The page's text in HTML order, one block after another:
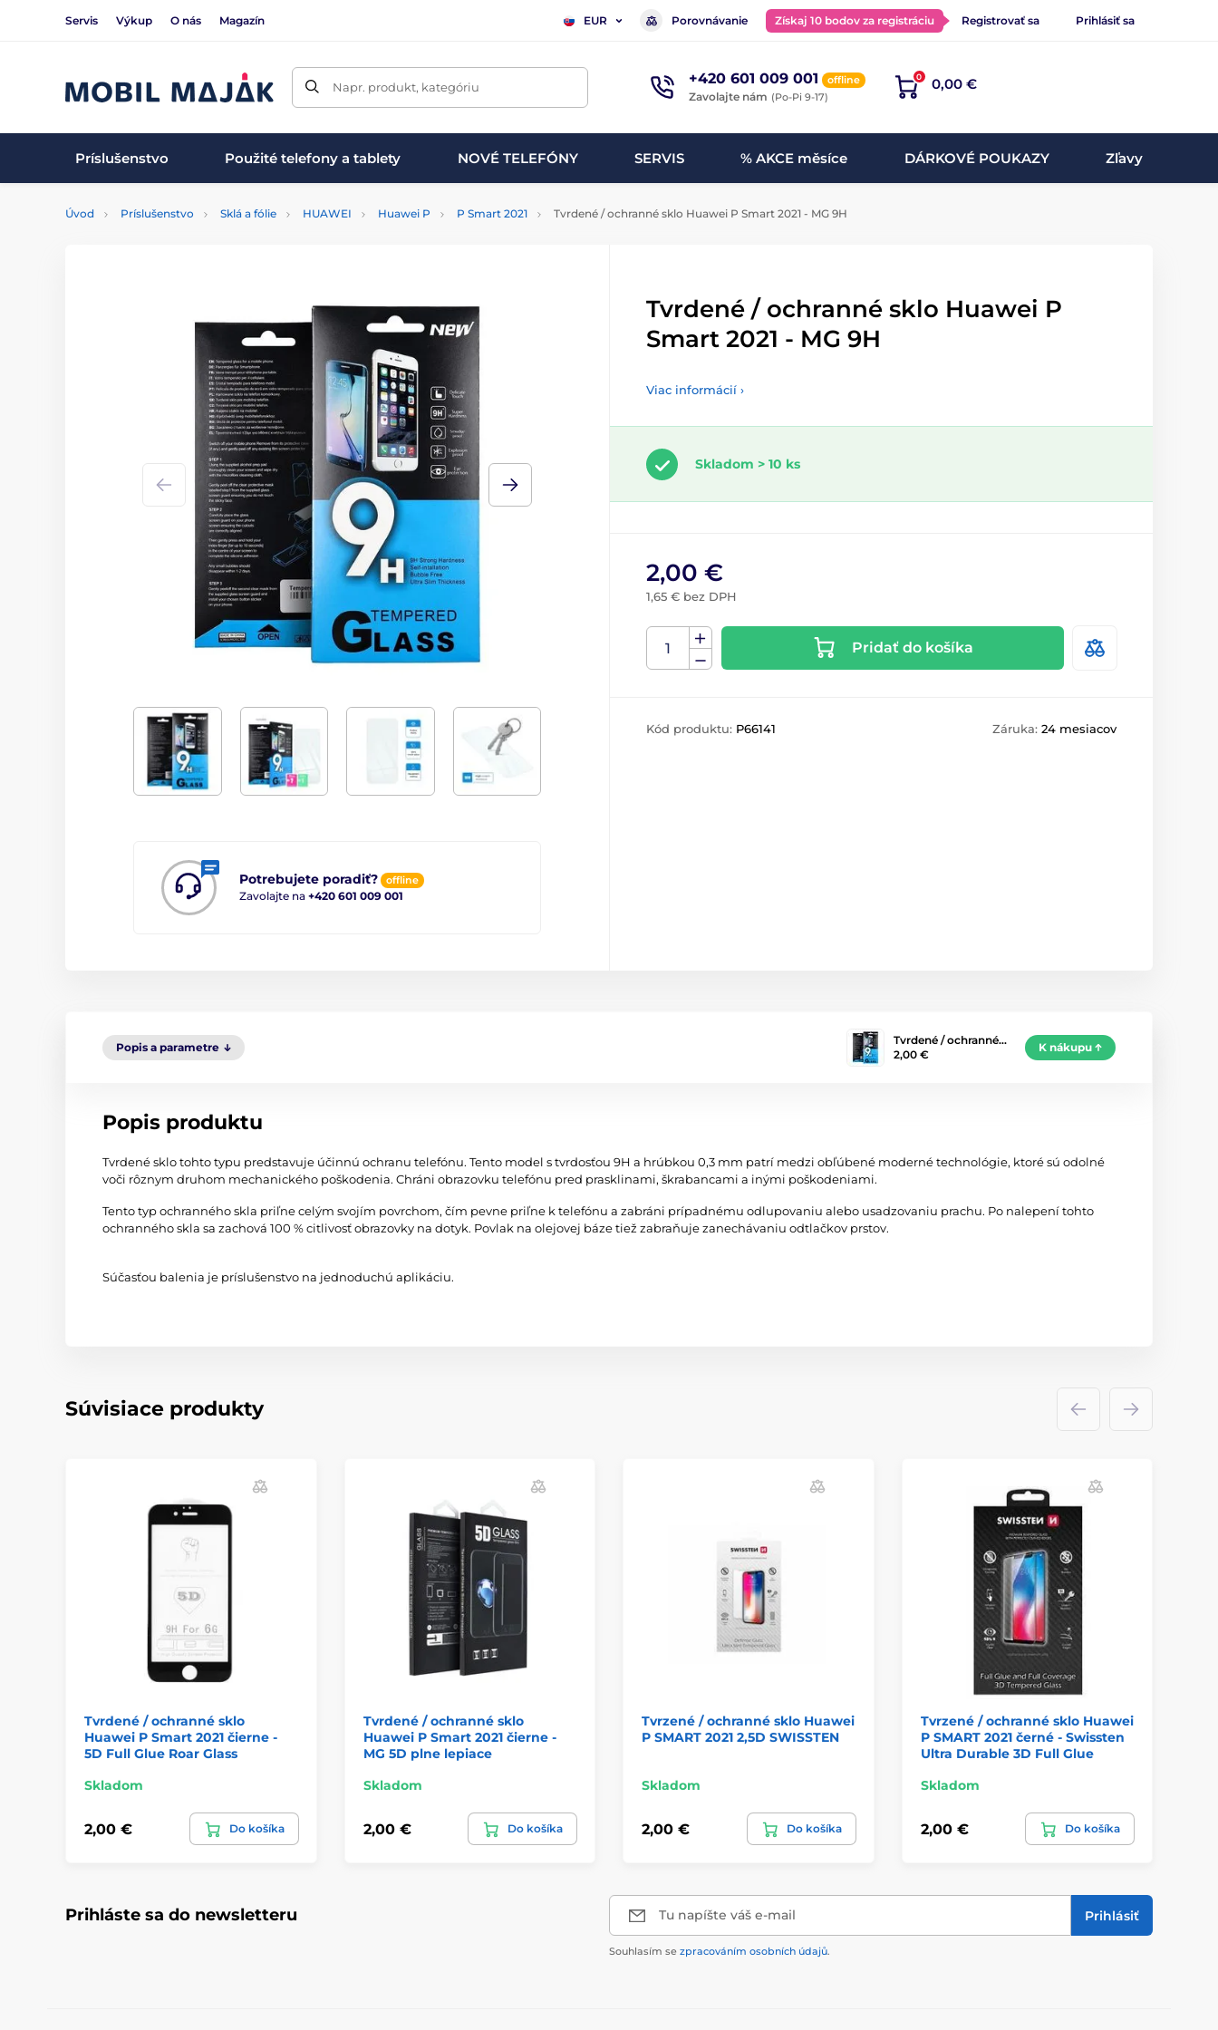
Servis Výkup O nás Magazín EUR Porovnávanie Získaj 10 bodov za registráciu Registrovať sa Prihlásiť sa
Napr. produkt, kategóriu +420 601 009 001 offline
Zavolajte nám (Po-Pi 9-17)
0 0,00 €
Príslušenstvo Použité telefony a tablety NOVÉ TELEFÓNY SERVIS % AKCE měsíce DÁRKOVÉ POUKAZY Zľavy
Úvod Príslušenstvo Sklá a fólie HUAWEI Huawei P P Smart 2021 Tvrdené / ochranné sklo Huawei P Smart 2021 - MG 9H
Potrebujete poradiť? offline
Zavolajte na +420 601 009 001
Tvrdené / ochranné sklo Huawei P
Smart 2021 - MG 9H
Viac informácií ›
Skladom > 10 ks
2,00 €
1,65 € bez DPH
Pridať do košíka
Kód produktu: P66141 Záruka: 24 mesiacov
Popis a parametre
Tvrdené / ochranné…
2,00 €
K nákupu
Popis produktu
Tvrdené sklo tohto typu predstavuje účinnú ochranu telefónu. Tento model s tvrdosťou 9H a hrúbkou 0,3 mm patrí medzi obľúbené moderné technológie, ktoré sú odolné
voči rôznym druhom mechanického poškodenia. Chráni obrazovku telefónu pred prasklinami, škrabancami a inými poškodeniami.
Tento typ ochranného skla priľne celým svojím povrchom, čím pevne priľne k telefónu a zabráni prípadnému odlupovaniu alebo usadzovaniu prachu. Po nalepení tohto
ochranného skla sa zachová 100 % citlivosť obrazovky na dotyk. Povlak na olejovej báze tiež zabraňuje zanechávaniu odtlačkov prstov.
Súčasťou balenia je príslušenstvo na jednoduchú aplikáciu.
Súvisiace produkty
Tvrdené / ochranné sklo
Huawei P Smart 2021 čierne -
5D Full Glue Roar Glass
Skladom
2,00 € Do košíka
Tvrdené / ochranné sklo
Huawei P Smart 2021 čierne -
MG 5D plne lepiace
Skladom
2,00 € Do košíka
Tvrzené / ochranné sklo Huawei
P SMART 2021 2,5D SWISSTEN
Skladom
2,00 € Do košíka
Tvrzené / ochranné sklo Huawei
P SMART 2021 černé - Swissten
Ultra Durable 3D Full Glue
Skladom
2,00 € Do košíka
Prihláste sa do newsletteru Tu napíšte váš e-mail Prihlásiť
Souhlasím se zpracováním osobních údajů.